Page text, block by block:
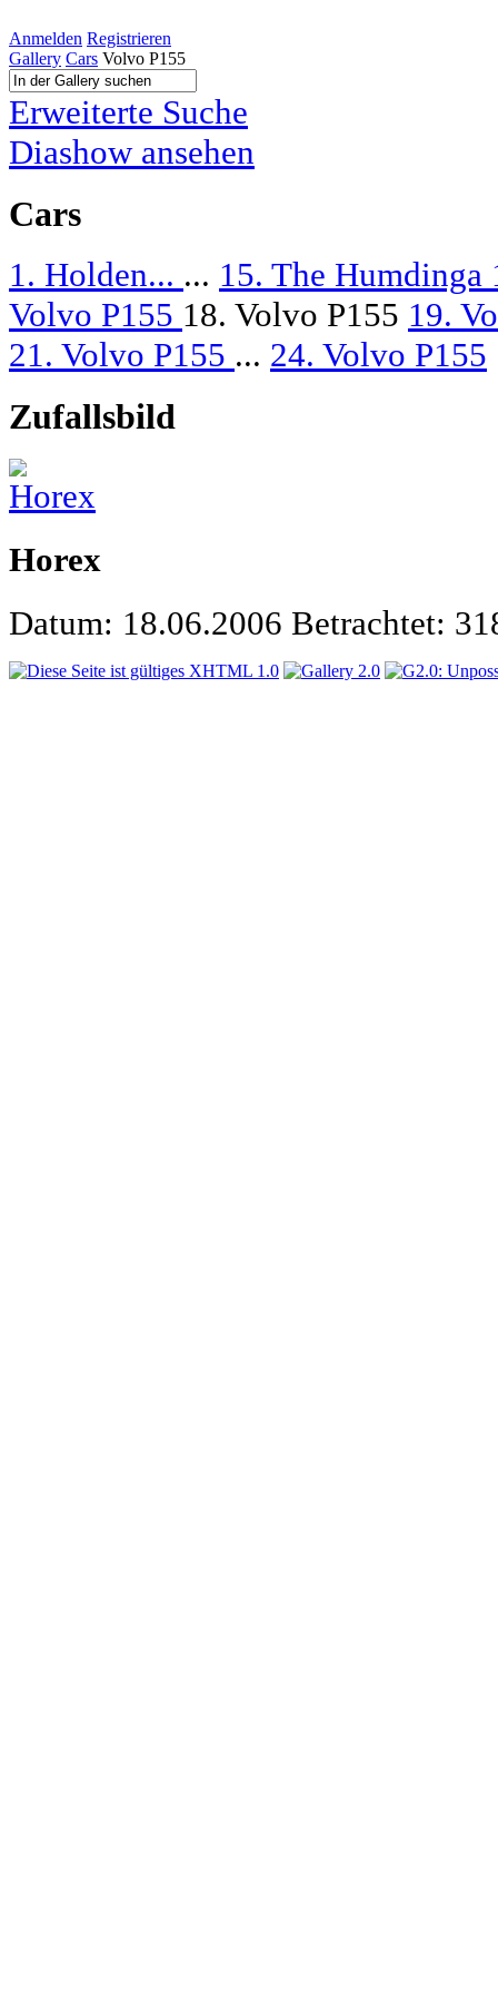
Anmelden Registrieren
Gallery Cars Volvo P155
Erweiterte Suche
Diashow ansehen
Cars
1. Holden... ... 15. The Humdinga
Volvo P155 18. Volvo P155 19.
21. Volvo P155 ... 24. Volvo P155
Zufallsbild
Horex
Datum: 18.06.2006 Betrachtet: